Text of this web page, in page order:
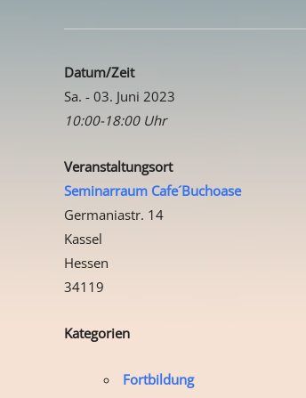
Datum/Zeit
Sa. - 03. Juni 2023
10:00-18:00 Uhr
Veranstaltungsort
Seminarraum Cafe´Buchoase
Germaniastr. 14
Kassel
Hessen
34119
Kategorien
Fortbildung